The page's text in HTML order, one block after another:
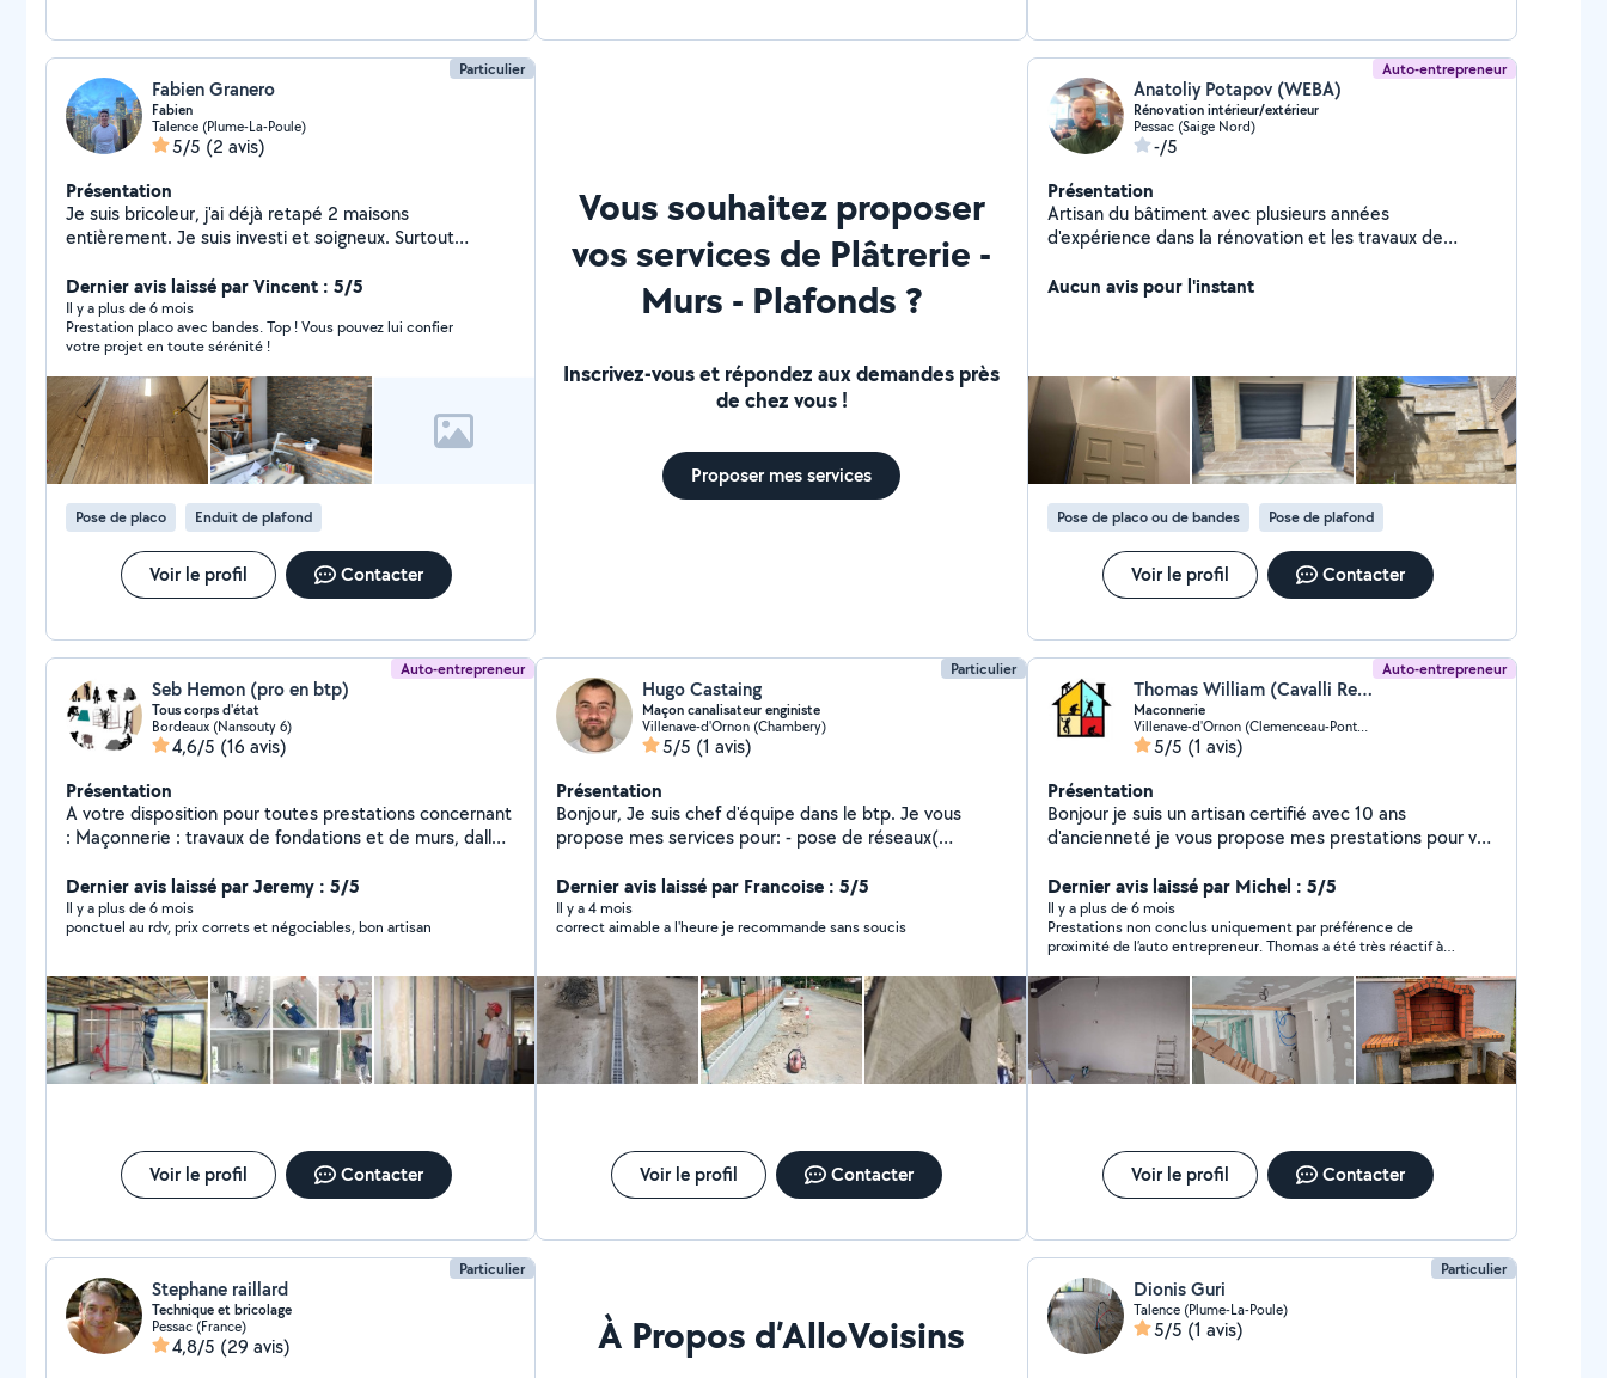
Particulier
Fabien Granero
Fabien
Talence (Plume-La-Poule)
5/5 (2 avis)
Présentation
Je suis bricoleur, j'ai déjà retapé 2 maisons
entièrement. Je suis investi et soigneux. Surtout
Dernier avis laissé par Vincent : 5/5
Il y a plus de 6 mois
Prestation placo avec bandes. Top ! Vous pouvez lui confier
votre projet en toute sérénité !
Pose de placo Enduit de plafond
Voir le profil Contacter
Vous souhaitez proposer
vos services de Plâtrerie -
Murs - Plafonds ?
Inscrivez-vous et répondez aux demandes près
de chez vous !
Proposer mes services
Auto-entrepreneur
Anatoliy Potapov (WEBA)
Rénovation intérieur/extérieur
Pessac (Saige Nord)
-/5
Présentation
Artisan du bâtiment avec plusieurs années
d'expérience dans la rénovation et les travaux de
peinture intérieure et extérieure, pose de carrelage et
finitions : murs parfaitement lisses, angles précis, joints
réguliers, découpes soignées et chantier propre.
Chaque projet est réalisé avec sérieux, dans le respect
des délais et des attentes du client. Devis gratuit,
déplacement rapide à Bordeaux et dans toute la
métropole.
Aucun avis pour l'instant
Pose de placo ou de bandes Pose de plafond
Voir le profil Contacter
Auto-entrepreneur
Seb Hemon (pro en btp)
Tous corps d'état
Bordeaux (Nansouty 6)
4,6/5 (16 avis)
Présentation
A votre disposition pour toutes prestations concernant
: Maçonnerie : travaux de fondations et de murs, dalle,
rénovation. Plâtrerie : pose placo, bandes, faux
plafonds, finitions soignées, Peinture : services de
peinture intérieure et extérieure. Charpente et
Ravalement de façade, enduit, crépi, pose bardage,
pose bois en façade Revêtements de sol et mur :
parquet, faience, carrelage, peinture, toile de verre,
papier peint Terrasses en bois composite : conception,
installation, rénovation Pose de parquet stratifié, cloué,
vitrées, véranda. Démolition et évacuation (camion,
mini-pelle, marteau piqueur, nacelles, échafaudage).
Plomberie et sanitaire : installation de salles de bains,
nous disposons d'une rc/décénnale
Dernier avis laissé par Jeremy : 5/5
Il y a plus de 6 mois
ponctuel au rdv, prix correts et négociables, bon artisan
Voir le profil Contacter
Particulier
Hugo Castaing
Maçon canalisateur enginiste
Villenave-d'Ornon (Chambery)
5/5 (1 avis)
Présentation
Bonjour, Je suis chef d'équipe dans le btp. Je vous
propose mes services pour: - pose de réseaux(
potable...) - terrassement ( conduite d'engin ) -
peinture - création ou réfection de terrasse bois - petit
travaux( pause de tableaux, montage de meubles...)
répondrais avec plaisir.
Dernier avis laissé par Francoise : 5/5
Il y a 4 mois
correct aimable a l'heure je recommande sans soucis
Voir le profil Contacter
Auto-entrepreneur
Thomas William (Cavalli Renovation)
Maconnerie
Villenave-d'Ornon (Clemenceau-Pontac-Sallegourde-Pont Langon)
5/5 (1 avis)
Présentation
Bonjour je suis un artisan certifié avec 10 ans
d'ancienneté je vous propose mes prestations pour vos
Dernier avis laissé par Michel : 5/5
Il y a plus de 6 mois
Prestations non conclus uniquement par préférence de
proximité de l’auto entrepreneur. Thomas a été très réactif à
à le solliciter
Voir le profil Contacter
Particulier
Stephane raillard
Technique et bricolage
Pessac (France)
4,8/5 (29 avis) À Propos d’AlloVoisins
Particulier
Dionis Guri
Talence (Plume-La-Poule)
5/5 (1 avis)